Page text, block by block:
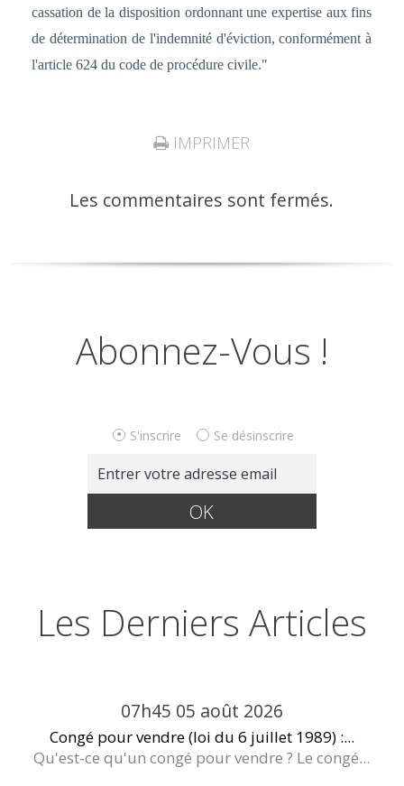
cassation de la disposition ordonnant une expertise aux fins
de détermination de l'indemnité d'éviction, conformément à
l'article 624 du code de procédure civile."
IMPRIMER
Les commentaires sont fermés.
Abonnez-Vous !
S'inscrire Se désinscrire
Les Derniers Articles
07h45 05 août 2026
Congé pour vendre (loi du 6 juillet 1989) :...
Qu'est-ce qu'un congé pour vendre ? Le congé...